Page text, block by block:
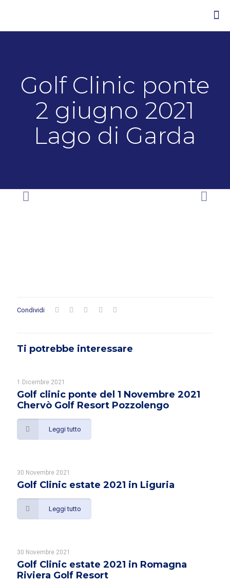
Golf Clinic ponte
2 giugno 2021
Lago di Garda
Condividi
Ti potrebbe interessare
1 Dicembre 2021
Golf clinic ponte del 1 Novembre 2021
Chervò Golf Resort Pozzolengo
Leggi tutto
30 Novembre 2021
Golf Clinic estate 2021 in Liguria
Leggi tutto
30 Novembre 2021
Golf Clinic estate 2021 in Romagna
Riviera Golf Resort